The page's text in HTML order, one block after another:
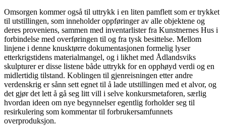
Omsorgen kommer også til uttrykk i en liten pamflett som er trykket
til utstillingen, som inneholder oppføringer av alle objektene og
deres proveniens, sammen med inventarlister fra Kunstnernes Hus i
forbindelse med overføringen til og fra tysk besittelse. Mellom
linjene i denne knusktørre dokumentasjonen formelig lyser
etterkrigstidens materialmangel, og i likhet med Ådlandsviks
skulpturer er disse listene både uttrykk for en opphøyd verdi og en
midlertidig tilstand. Koblingen til gjenreisningen etter andre
verdenskrig er sånn sett egnet til å lade utstillingen med et alvor, og
det gjør det lett å gå seg litt vill i selve konkursmetaforen, særlig
hvordan ideen om nye begynnelser egentlig forholder seg til
resirkulering som kommentar til forbrukersamfunnets
overproduksjon.